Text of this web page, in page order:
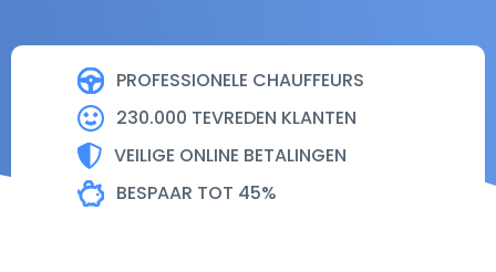
PROFESSIONELE CHAUFFEURS
230.000 TEVREDEN KLANTEN
VEILIGE ONLINE BETALINGEN
BESPAAR TOT 45%